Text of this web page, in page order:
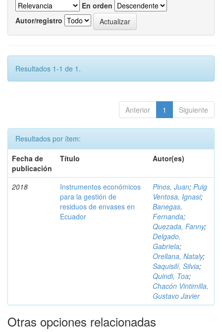
En orden
Autor/registro
Resultados 1-1 de 1.
Anterior 1 Siguiente
Resultados por ítem:
Fecha de
publicación
Título Autor(es)
2018
Instrumentos económicos
para la gestión de
residuos de envases en
Ecuador
Pinos, Juan; Puig
Ventosa, Ignasi;
Banegas,
Fernanda;
Quezada, Fanny;
Delgado,
Gabriela;
Orellana, Nataly;
Saquisilí, Silvia;
Quindi, Toa;
Chacón Vintimilla,
Gustavo Javier
Otras opciones relacionadas